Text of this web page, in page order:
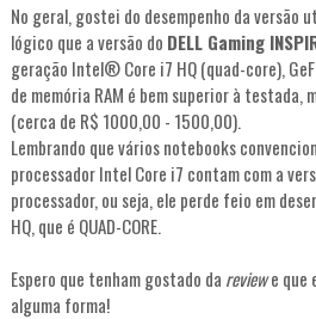
No geral, gostei do desempenho da versão
lógico que a versão do DELL Gaming
geração Intel® Core i7 HQ (quad-core),
de memória RAM é bem superior à testada,
(cerca de R$ 1000,00 - 1500,00).
Lembrando que vários notebooks
processador Intel Core i7 contam com a
processador, ou seja, ele perde feio em
HQ, que é QUAD-CORE.
Espero que tenham gostado da reviewe que
alguma forma!